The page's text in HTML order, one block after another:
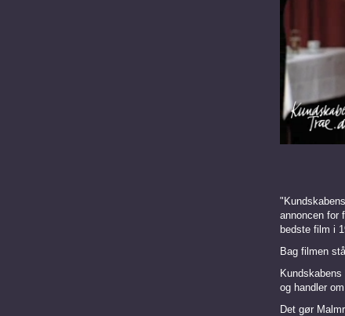
annoncen for
bedste film i
Bag filmen
og handler
Det gør